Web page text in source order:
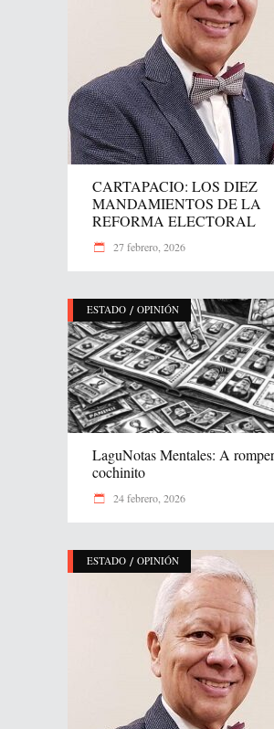
CARTAPACIO: LOS DIEZ
MANDAMIENTOS DE LA
REFORMA ELECTORAL
27 febrero, 2026
ESTADO / OPINIÓN
LaguNotas Mentales: A
cochinito
24 febrero, 2026
ESTADO / OPINIÓN